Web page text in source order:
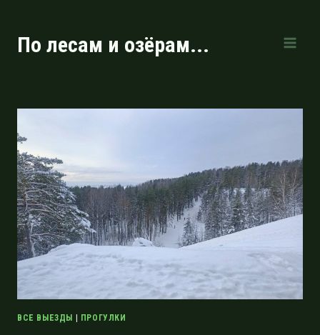
содержимому
По лесам и озёрам...
ВСЕ ВЫЕЗДЫ | ПРОГУЛКИ